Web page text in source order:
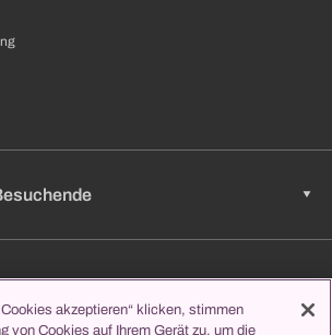
akzeptieren“ klicken, stimmen
von Cookies auf Ihrem Gerät zu, um die